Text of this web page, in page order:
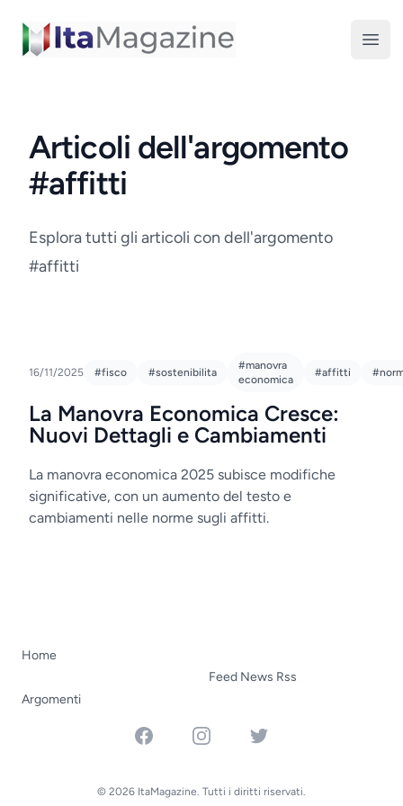
ItaMagazine
Articoli dell'argomento
#affitti
Esplora tutti gli articoli con dell'argomento
#affitti
16/11/2025 #fisco #sostenibilita
#manovra
economica
#affitti
La Manovra Economica Cresce:
Nuovi Dettagli e Cambiamenti
La manovra economica 2025 subisce modifiche
significative, con un aumento del testo e
cambiamenti nelle norme sugli affitti.
Home
Argomenti
Feed News Rss
FacebookInstagramTwitter
© 2026 ItaMagazine. Tutti i diritti riservati.